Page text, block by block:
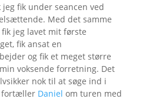
jeg fik under seancen ved
Med det samme
jeg lavet mit første
fik ansat en
og fik et meget større
voksende forretning. Det
nok til at søge ind i
fortæller Daniel om turen med